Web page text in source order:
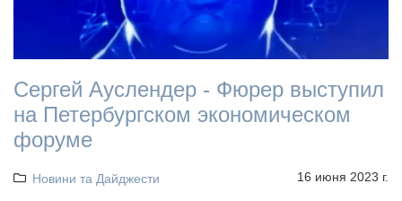
Сергей Ауслендер - Фюрер выступил
на Петербургском экономическом
форуме
Новини та Дайджести 16 июня 2023 г.